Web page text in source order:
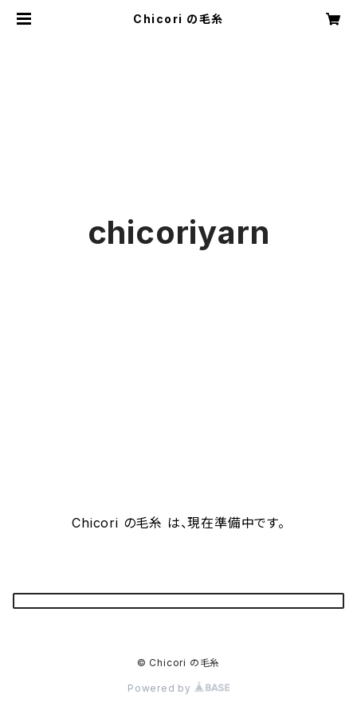
Chicori の毛糸
chicoriyarn
Chicori の毛糸 は、現在準備中です。
© Chicori の毛糸
Powered by